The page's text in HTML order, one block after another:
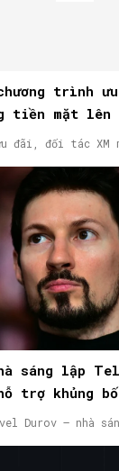
trình
tiền mặt lên
đãi, đối tác
sáng lập
trợ khủng
Durov – nhà